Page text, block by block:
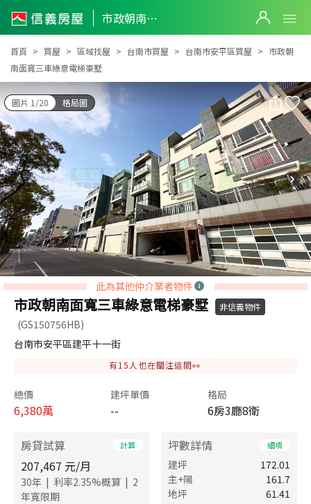
市政朝南面寬三車綠意電梯豪墅
市政朝南面寬三車綠意電梯豪墅
首頁 買屋 區域找屋 台南市買屋 台南市安平區買屋
市政朝
南面寬三車綠意電梯豪墅
圖片 1/20 格局圖
此為其他仲介業者物件
市政朝南面寬三車綠意電梯豪墅 非信義物件
(GS150756HB)
台南市安平區建平十一街
有15 人也在關注這間👀
總價
6,380萬
建坪單價
--
格局
6房3廳8衛
房貸試算 計算
207,467 元/月
30年 | 利率2.35%概算 | 2
年寬限期
坪數詳情 細項
建坪
172.01
主+陽
161.7
地坪
61.41